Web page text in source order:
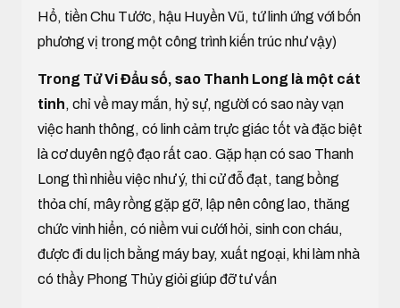
Hổ, tiền Chu Tước, hậu Huyền Vũ, tứ linh ứng với bốn
phương vị trong một công trình kiến trúc như vậy)
Trong Tử Vi Đẩu số, sao Thanh Long là một cát
tinh, chỉ về may mắn, hỷ sự, người có sao này vạn
việc hanh thông, có linh cảm trực giác tốt và đặc biệt
là cơ duyên ngộ đạo rất cao. Gặp hạn có sao Thanh
Long thì nhiều việc như ý, thi cử đỗ đạt, tang bồng
thỏa chí, mây rồng gặp gỡ, lập nên công lao, thăng
chức vinh hiển, có niềm vui cưới hỏi, sinh con cháu,
được đi du lịch bằng máy bay, xuất ngoại, khi làm nhà
có thầy Phong Thủy giỏi giúp đỡ tư vấn